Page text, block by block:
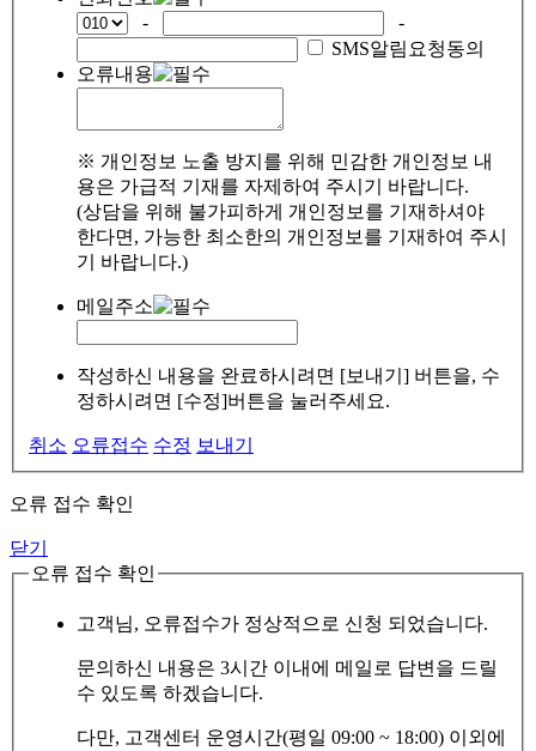
-
-
SMS알림요청동의
오류내용
※ 개인정보 노출 방지를 위해 민감한 개인정보 내
용은 가급적 기재를 자제하여 주시기 바랍니다.
(상담을 위해 불가피하게 개인정보를 기재하셔야
한다면, 가능한 최소한의 개인정보를 기재하여 주시
기 바랍니다.)
메일주소
작성하신 내용을 완료하시려면 [보내기] 버튼을, 수
정하시려면 [수정]버튼을 눌러주세요.
취소 오류접수 수정 보내기
오류 접수 확인
닫기
오류 접수 확인
고객님, 오류접수가 정상적으로 신청 되었습니다.
문의하신 내용은 3시간 이내에 메일로 답변을 드릴
수 있도록 하겠습니다.
다만, 고객센터 운영시간(평일 09:00 ~ 18:00) 이외에